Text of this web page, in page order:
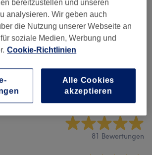
(5) ab 10 €
Up (1) 380 €
81 Bewertungen
bereitzustellen und unseren
analysieren. Wir geben auch
die Nutzung unserer Webseite an
soziale Medien, Werbung und
Cookie-Richtlinien
Alle Cookies
akzeptieren